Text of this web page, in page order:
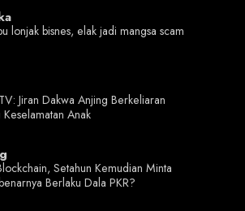
lonjak bisnes, elak jadi mangsa scam
Jiran Dakwa Anjing Berkeliaran
Anak
Setahun Kemudian Minta
Berlaku Dala PKR?